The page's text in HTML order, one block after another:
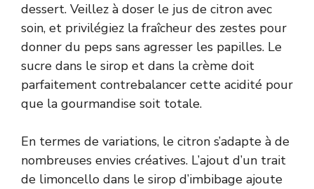
dessert. Veillez à doser le jus de citron avec
soin, et privilégiez la fraîcheur des zestes pour
donner du peps sans agresser les papilles. Le
sucre dans le sirop et dans la crème doit
parfaitement contrebalancer cette acidité pour
que la gourmandise soit totale.
En termes de variations, le citron s’adapte à de
nombreuses envies créatives. L’ajout d’un trait
de limoncello dans le sirop d’imbibage ajoute